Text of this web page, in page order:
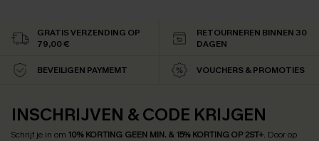
GRATIS VERZENDING OP
79,00 €
RETOURNEREN BINNEN 30
DAGEN
BEVEILIGEN PAYMEMT VOUCHERS & PROMOTIES
INSCHRIJVEN & CODE KRIJGEN
Schrijf je in om 10% KORTING GEEN MIN. & 15% KORTING OP 2ST+. Door op